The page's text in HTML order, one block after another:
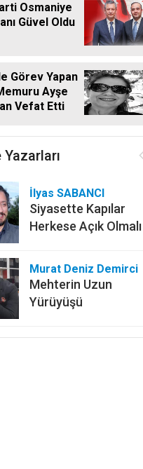
Osmaniye
Güvel Oldu
Görev Yapan
Ayşe
Vefat Etti
Yazarları
İlyas SABANCI
Siyasette Kapılar
Herkese Açık Olmalı
Murat Deniz Demirci
Mehterin Uzun
Yürüyüşü